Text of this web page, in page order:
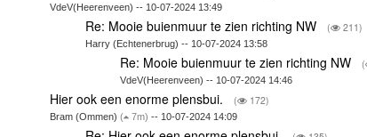
VdeV(Heerenveen) -- 10-07-2024 13:49
Re: Mooie buienmuur te zien richting NW ( 211)
Harry (Echtenerbrug) -- 10-07-2024 13:58
Re: Mooie buienmuur te zien richting NW (
VdeV(Heerenveen) -- 10-07-2024 14:46
Hier ook een enorme plensbui. ( 172)
Bram (Ommen)( 7m) -- 10-07-2024 14:09